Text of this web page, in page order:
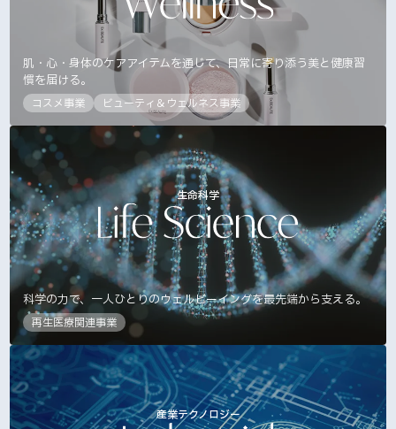
肌・心・身体のケアアイテムを通じて、日常に寄り添う美と健康習
慣を届ける。
コスメ事業 ビューティ＆ウェルネス事業
生命科学
科学の力で、一人ひとりのウェルビーイングを最先端から支える。
再生医療関連事業
産業テクノロジー